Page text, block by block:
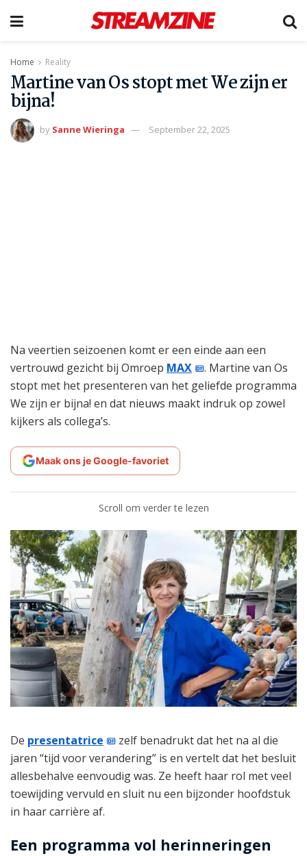
Home Reality
Martine van Os stopt met We zijn er
bijna!
by Sanne Wieringa September 22, 2025
Na veertien seizoenen komt er een einde aan een
vertrouwd gezicht bij Omroep MAX
. Martine van Os
stopt met het presenteren van het geliefde programma
We zijn er bijna! en dat nieuws maakt indruk op zowel
kijkers als collega’s.
Maak ons je Google-favoriet
Scroll om verder te lezen
De presentatrice
zelf benadrukt dat het na al die
jaren “tijd voor verandering” is en vertelt dat het besluit
allesbehalve eenvoudig was. Ze heeft haar rol met veel
toewijding vervuld en sluit nu een bijzonder hoofdstuk
in haar carrière af.
Een programma vol herinneringen